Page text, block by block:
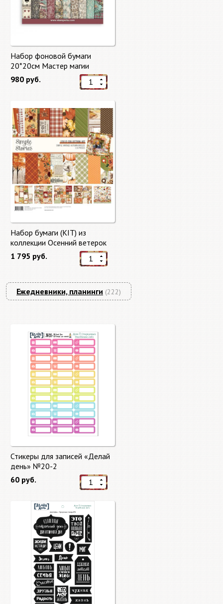
Набор фоновой бумаги
20*20см Мастер магии
"Master of Magic" 10 листов +
бонус от Stamperia
980 руб.
Набор бумаги (KIT) из
коллекции Осенний ветерок
"Autumn Breeze"
1 795 руб.
Ежедневники, планинги (222)
Стикеры для записей «Делай
день» №20-2
60 руб.